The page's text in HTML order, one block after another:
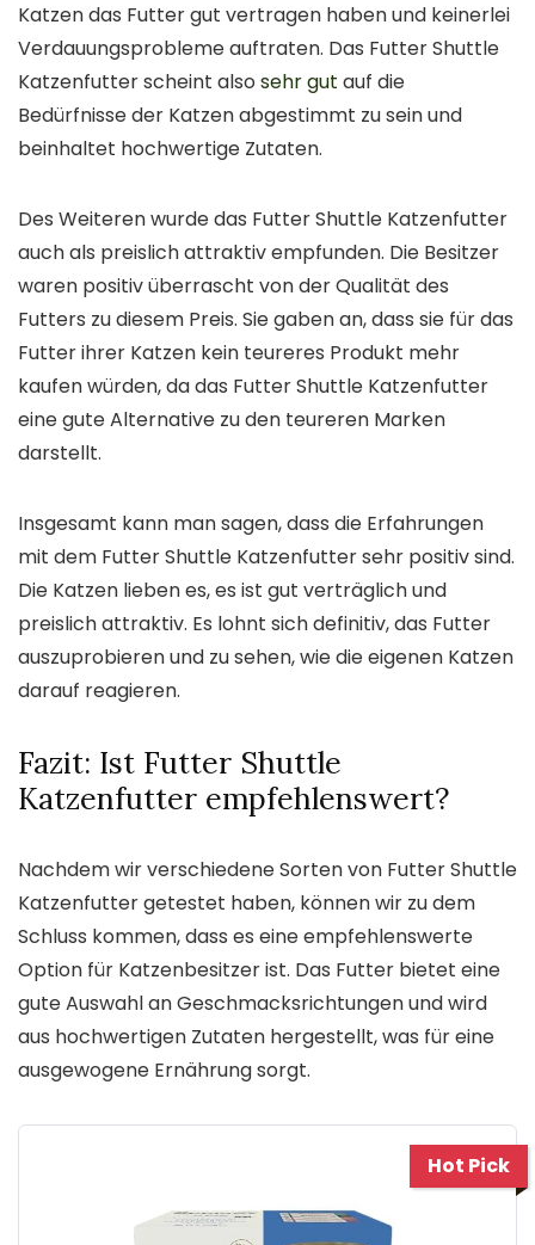
Katzen das Futter gut vertragen haben und keinerlei
Verdauungsprobleme auftraten. Das Futter Shuttle
Katzenfutter scheint also sehr gut auf die
Bedürfnisse der Katzen abgestimmt zu sein und
beinhaltet hochwertige Zutaten.
Des Weiteren wurde das Futter Shuttle Katzenfutter
auch als preislich attraktiv empfunden. Die Besitzer
waren positiv überrascht von der Qualität des
Futters zu diesem Preis. Sie gaben an, dass sie für das
Futter ihrer Katzen kein teureres Produkt mehr
kaufen würden, da das Futter Shuttle Katzenfutter
eine gute Alternative zu den teureren Marken
darstellt.
Insgesamt kann man sagen, dass die Erfahrungen
mit dem Futter Shuttle Katzenfutter sehr positiv sind.
Die Katzen lieben es, es ist gut verträglich und
preislich attraktiv. Es lohnt sich definitiv, das Futter
auszuprobieren und zu sehen, wie die eigenen Katzen
darauf reagieren.
Fazit: Ist Futter Shuttle
Katzenfutter empfehlenswert?
Nachdem wir verschiedene Sorten von Futter Shuttle
Katzenfutter getestet haben, können wir zu dem
Schluss kommen, dass es eine empfehlenswerte
Option für Katzenbesitzer ist. Das Futter bietet eine
gute Auswahl an Geschmacksrichtungen und wird
aus hochwertigen Zutaten hergestellt, was für eine
ausgewogene Ernährung sorgt.
Hot Pick